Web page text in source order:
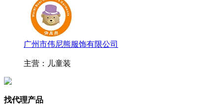
广州市伟尼熊服饰有限公司
主营：儿童装
找代理产品